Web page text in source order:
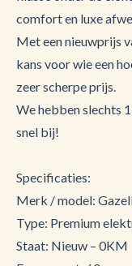
comfort en luxe
Met een nieuwprijs
kans voor wie een
zeer scherpe prijs.
We hebben slechts
snel bij!
Specificaties:
Merk / model:
Type: Premium
Staat: Nieuw – 0KM